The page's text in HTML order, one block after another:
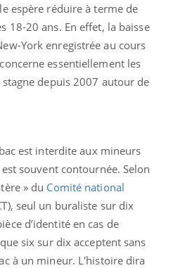
espère réduire à terme de
18-20 ans. En effet, la baisse
York enregistrée au cours
essentiellement les
depuis 2007 autour de
est interdite aux mineurs
souvent contournée. Selon
» du Comité national
seul un buraliste sur dix
d’identité en cas de
six sur dix acceptent sans
à un mineur. L'histoire dira